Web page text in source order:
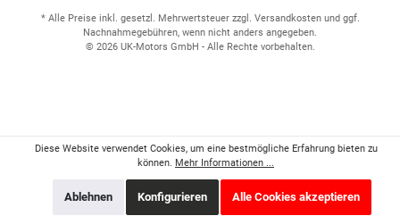
* Alle Preise inkl. gesetzl. Mehrwertsteuer zzgl. Versandkostenund ggf.
Nachnahmegebühren, wenn nicht anders angegeben.
© 2026 UK-Motors GmbH - Alle Rechte vorbehalten.
Diese Website verwendet Cookies, um eine bestmögliche Erfahrung bieten zu
können. Mehr Informationen ...
Ablehnen Konfigurieren Alle Cookies akzeptieren